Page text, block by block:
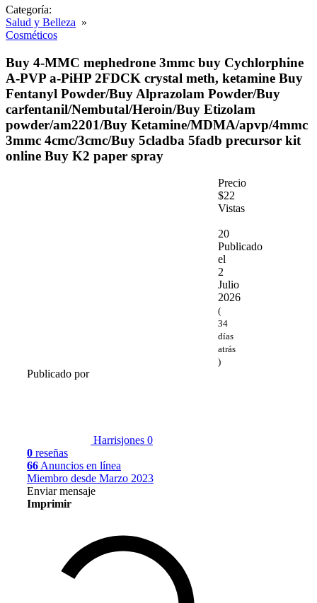
Categoría:
Salud y Belleza »
Cosméticos
Buy 4-MMC mephedrone 3mmc buy Cychlorphine
A-PVP a-PiHP 2FDCK crystal meth, ketamine Buy
Fentanyl Powder/Buy Alprazolam Powder/Buy
carfentanil/Nembutal/Heroin/Buy Etizolam
powder/am2201/Buy Ketamine/MDMA/apvp/4mmc
3mmc 4cmc/3cmc/Buy 5cladba 5fadb precursor kit
online Buy K2 paper spray
Precio
$22
Vistas
20
Publicado
el
2
Julio
2026
(
34
días
atrás
)
Publicado por
Harrisjones 0
0 reseñas
66 Anuncios en línea
Miembro desde Marzo 2023
Enviar mensaje
Imprimir